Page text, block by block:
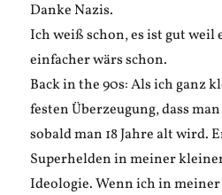
Danke Nazis.
Ich weiß schon, es ist gut
einfacher wärs schon.
Back in the 90s: Als ich ganz
festen Überzeugung, dass
sobald man 18 Jahre alt wird.
Superhelden in meiner
Ideologie. Wenn ich in